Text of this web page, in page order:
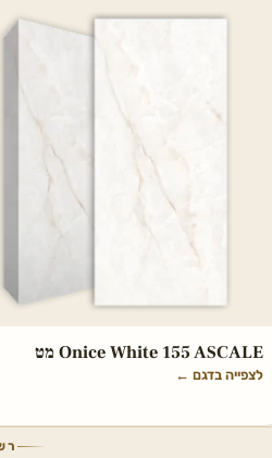
Onice White 155 ASCALE מט
לצפייה בדגם ←